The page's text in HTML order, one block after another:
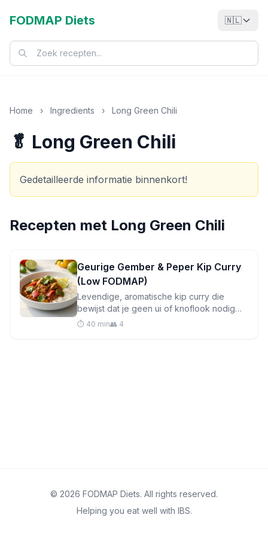
FODMAP Diets 🇳🇱
Home › Ingredients › Long Green Chili
🥬 Long Green Chili
Gedetailleerde informatie binnenkort!
Recepten met Long Green Chili
Geurige Gember & Peper Kip Curry
(Low FODMAP)
Levendige, aromatische kip curry die
bewijst dat je geen ui of knoflook nodig
hebt voor ongelooflijke smaak. Klaar in
⏱️ 40 min👥 4
© 2026 FODMAP Diets. All rights reserved.
Helping you eat well with IBS.